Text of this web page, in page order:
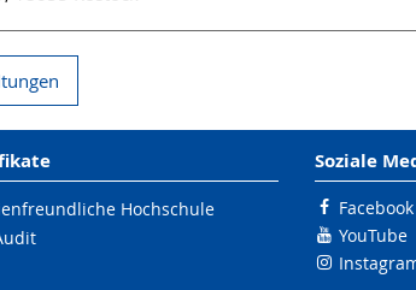
Hochschule
Soziale
Facebook
YouTube